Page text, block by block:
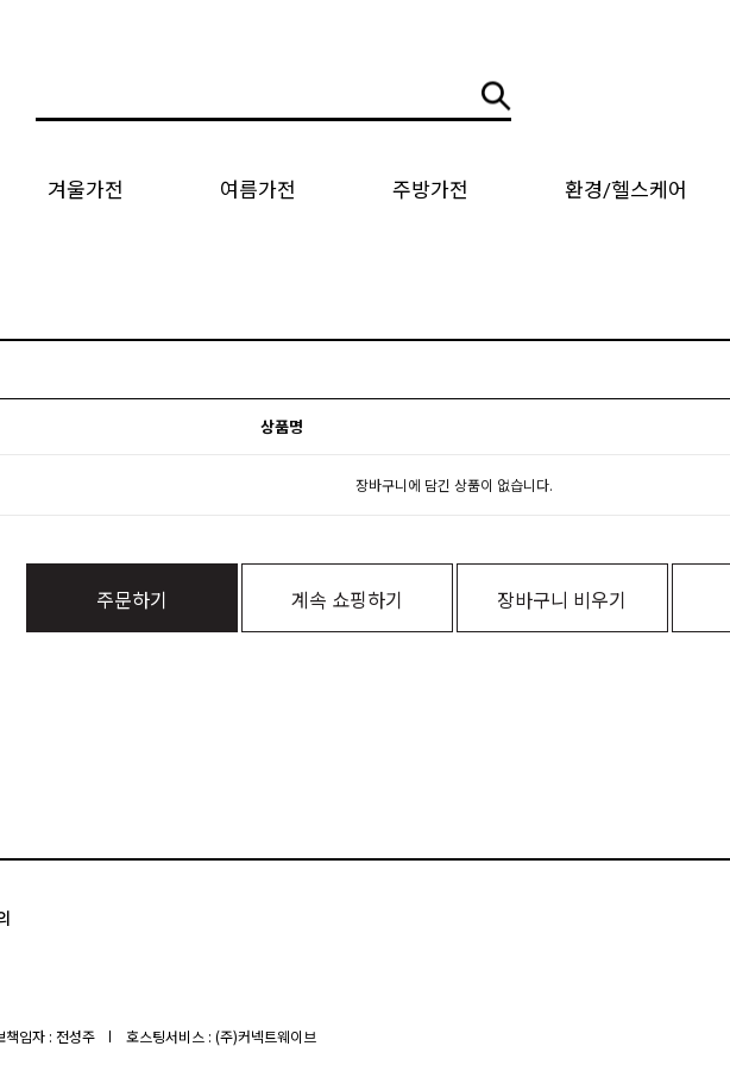
겨울가전 여름가전 주방가전 환경/헬스케어
상품명
장바구니에 담긴 상품이 없습니다.
주문하기 계속 쇼핑하기 장바구니 비우기
책임자 : 전성주 호스팅서비스 : (주)커넥트웨이브